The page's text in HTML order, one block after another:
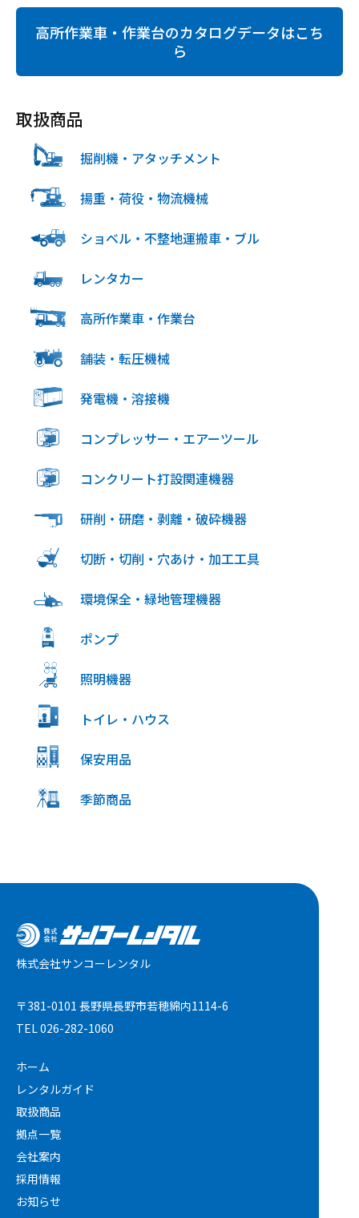
高所作業車・作業台のカタログデータはこち
ら
取扱商品
掘削機・アタッチメント
揚重・荷役・物流機械
ショベル・不整地運搬車・ブル
レンタカー
高所作業車・作業台
舗装・転圧機械
発電機・溶接機
コンプレッサー・エアーツール
コンクリート打設関連機器
研削・研磨・剥離・破砕機器
切断・切削・穴あけ・加工工具
環境保全・緑地管理機器
ポンプ
照明機器
トイレ・ハウス
保安用品
季節商品
株式会社サンコーレンタル
〒381-0101 長野県長野市若穂綿内1114-6
TEL026-282-1060
ホーム
レンタルガイド
取扱商品
拠点一覧
会社案内
採用情報
お知らせ